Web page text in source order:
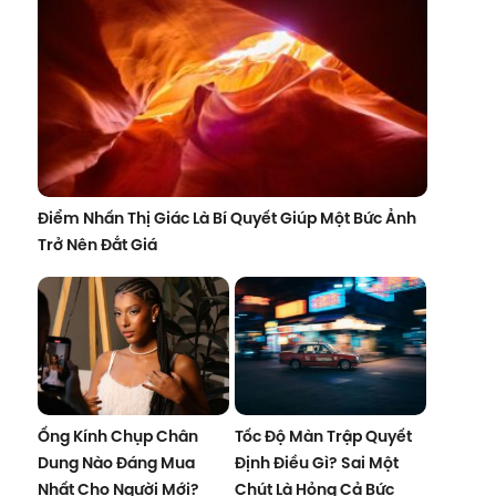
Điểm Nhấn Thị Giác Là Bí Quyết Giúp Một Bức Ảnh
Trở Nên Đắt Giá
Ống Kính Chụp Chân
Dung Nào Đáng Mua
Nhất Cho Người Mới?
Tốc Độ Màn Trập Quyết
Định Điều Gì? Sai Một
Chút Là Hỏng Cả Bức